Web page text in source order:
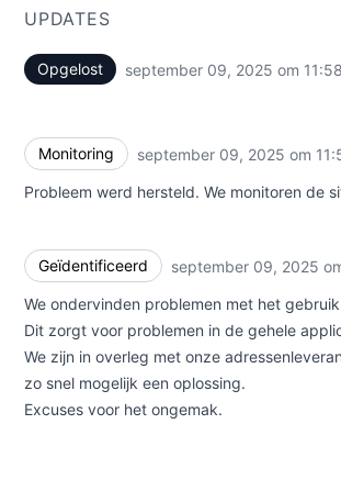
UPDATES
Opgelost september 09, 2025 om 11:58
Monitoring september 09, 2025 om
Probleem werd hersteld. We monitoren de
Geïdentificeerd september 09, 2025
We ondervinden problemen met het
Dit zorgt voor problemen in de gehele
We zijn in overleg met onze
zo snel mogelijk een oplossing.
Excuses voor het ongemak.